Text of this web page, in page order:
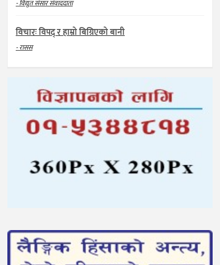
- विद्युत संसार संवाददाता
विचारः विपद् र हाम्रो बिग्रिएको बानी
- रासस